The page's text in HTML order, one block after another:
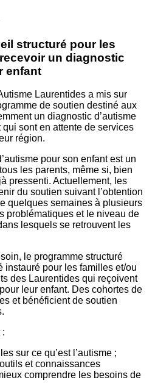
structuré pour les
un diagnostic
enfant
Laurentides a mis sur
de soutien destiné aux
un diagnostic d’autisme
sont en attente de services
région.
pour son enfant est un
les parents, même si, bien
pressenti. Actuellement, les
du soutien suivant l’obtention
quelques semaines à plusieurs
problématiques et le niveau de
lesquels se retrouvent les
le programme structuré
instauré pour les familles et/ou
des Laurentides qui reçoivent
leur enfant. Des cohortes de
et bénéficient de soutien
:
sur ce qu’est l’autisme ;
et connaissances
comprendre les besoins de